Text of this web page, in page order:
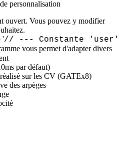
personnalisation
ouvert. Vous pouvez y modifier
'// --- Constante 'user'
vous permet d'adapter divers
par défaut)
sur les CV (GATEx8)
des arpèges